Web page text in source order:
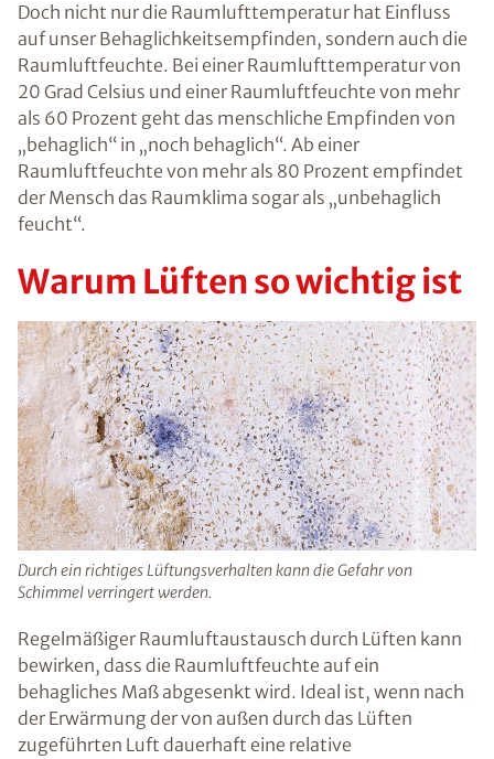
Doch nicht nur die Raumlufttemperatur hat Einfluss
auf unser Behaglichkeitsempfinden, sondern auch die
Raumluftfeuchte. Bei einer Raumlufttemperatur von
20 Grad Celsius und einer Raumluftfeuchte von mehr
als 60 Prozent geht das menschliche Empfinden von
„behaglich“ in „noch behaglich“. Ab einer
Raumluftfeuchte von mehr als 80 Prozent empfindet
der Mensch das Raumklima sogar als „unbehaglich
feucht“.
Warum Lüften so wichtig ist
Durch ein richtiges Lüftungsverhalten kann die Gefahr von
Schimmel verringert werden.
Regelmäßiger Raumluftaustausch durch Lüften kann
bewirken, dass die Raumluftfeuchte auf ein
behagliches Maß abgesenkt wird. Ideal ist, wenn nach
der Erwärmung der von außen durch das Lüften
zugeführten Luft dauerhaft eine relative